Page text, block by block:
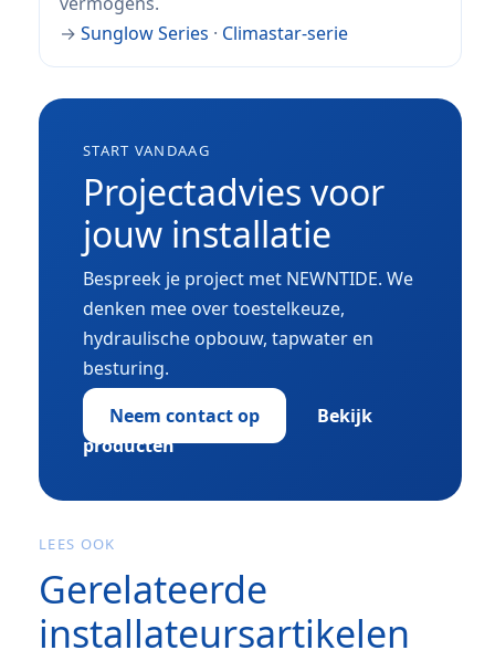
→ Sunglow Series · Climastar-serie
START VANDAAG
Projectadvies voor
jouw installatie
Bespreek je project met NEWNTIDE. We
denken mee over toestelkeuze,
hydraulische opbouw, tapwater en
besturing.
Neem contact op
Bekijk
producten
LEES OOK
Gerelateerde
installateursartikelen